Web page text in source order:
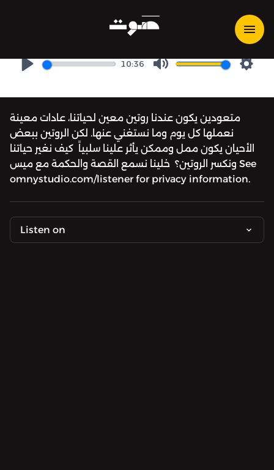
لحظة مع ميس - لحظة عن
10:36
متعودين يكون عندنا روتين معين لحياتنا، عادات معينة
نعملها كل يوم وما نستغني عنها. لكن الروتين ببعض
الأحيان يكون ممل وممكن يأثر علينا سلبياً كيف نغير حياتنا
ونكسر الروتين؟ خلينا نسمع القصة والحكمة مع ميس See
omnystudio.com/listener for privacy information.
Listen on